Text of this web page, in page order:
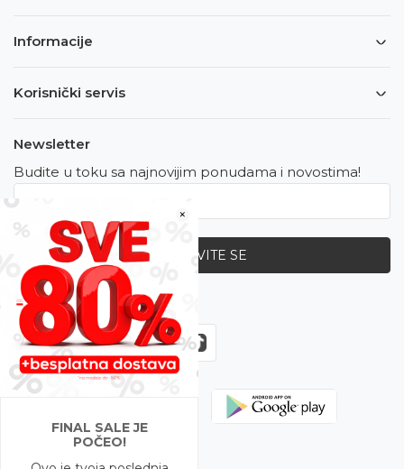
×
FINAL SALE JE
POČEO!
Informacije
Korisnički servis
Newsletter
Budite u toku sa najnovijim ponudama i novostima!
PRIJAVITE SE
Zapratite nas